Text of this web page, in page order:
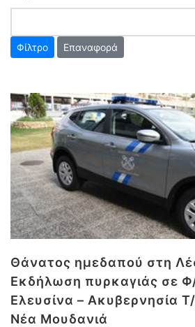
Επαναφορά
Θάνατος ημεδαπού στη
Εκδήλωση πυρκαγιάς σε
Ελευσίνα – Ακυβερνησία
Νέα Μουδανιά